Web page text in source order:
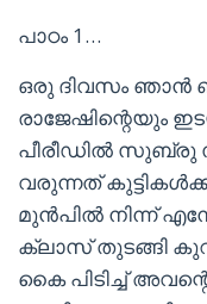
പാഠം 1…
ഒരു ദിവസം ഞാൻ
രാജേഷിന്റെയും
പീരീഡിൽ സുബ്രു
വരുന്നത്
മുൻപിൽ നിന്ന്
ക്ലാസ് തുടങ്ങി
കൈ പിടിച്ച്